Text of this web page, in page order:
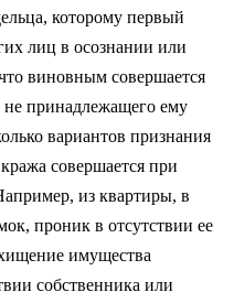
которому первый
лиц в осознании или
виновным совершается
не принадлежащего ему
вариантов признания
совершается при
из квартиры, в
проник в отсутствии ее
имущества
собственника или